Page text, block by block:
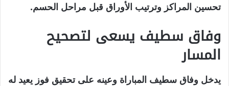
تحسين المراكز وترتيب الأوراق قبل مراحل الحسم.
وفاق سطيف يسعى لتصحيح
المسار
يدخل وفاق سطيف المباراة وعينه على تحقيق فوز يعيد له